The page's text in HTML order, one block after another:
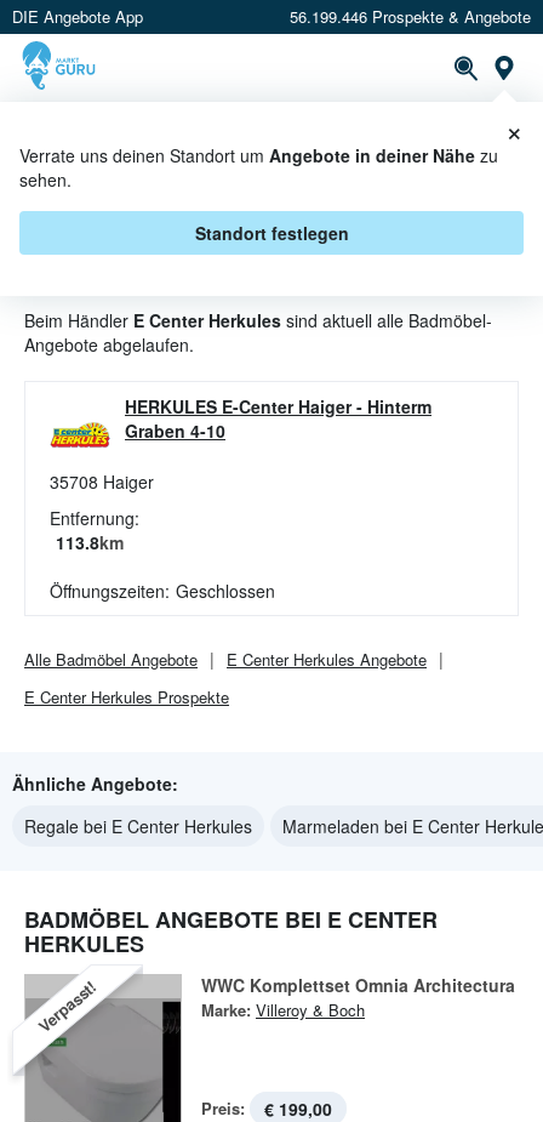
DIE Angebote App 56.199.446 Prospekte & Angebote
Verrate uns deinen Standort um Angebote in deiner Nähe zu
sehen.
Standort festlegen
×
BADMÖBEL ANGEBOTE &
AKTIONEN BEI E CENTER
HERKULES
Beim Händler E Center Herkules sind aktuell alle Badmöbel-
Angebote abgelaufen.
HERKULES E-Center Haiger- Hinterm
Graben 4-10
35708 Haiger
Entfernung:
113.8km
Öffnungszeiten: Geschlossen
Alle Badmöbel Angebote E Center Herkules Angebote
E Center Herkules Prospekte
Ähnliche Angebote:
Regale bei E Center Herkules
Marmeladen bei E Center
BADMÖBEL ANGEBOTE BEI E CENTER
HERKULES
Verpasst! WWC Komplettset Omnia Architectura
Marke: Villeroy & Boch
Preis: € 199,00